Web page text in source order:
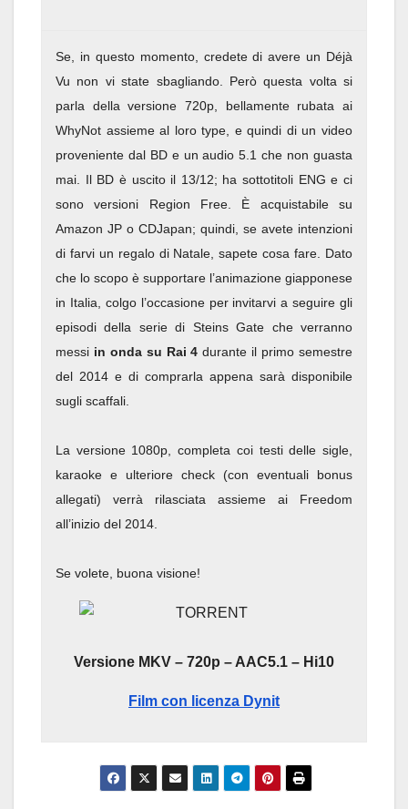
Se, in questo momento, credete di avere un Déjà
Vu non vi state sbagliando. Però questa volta si
parla della versione 720p, bellamente rubata ai
WhyNot assieme al loro type, e quindi di un video
proveniente dal BD e un audio 5.1 che non guasta
mai. Il BD è uscito il 13/12; ha sottotitoli ENG e ci
sono versioni Region Free. È acquistabile su
Amazon JP o CDJapan; quindi, se avete intenzioni
di farvi un regalo di Natale, sapete cosa fare. Dato
che lo scopo è supportare l’animazione giapponese
in Italia, colgo l’occasione per invitarvi a seguire gli
episodi della serie di Steins Gate che verranno
messi in onda su Rai 4 durante il primo semestre
del 2014 e di comprarla appena sarà disponibile
sugli scaffali.
La versione 1080p, completa coi testi delle sigle,
karaoke e ulteriore check (con eventuali bonus
allegati) verrà rilasciata assieme ai Freedom
all’inizio del 2014.
Se volete, buona visione!
Versione MKV – 720p – AAC5.1 – Hi10
Film con licenza Dynit